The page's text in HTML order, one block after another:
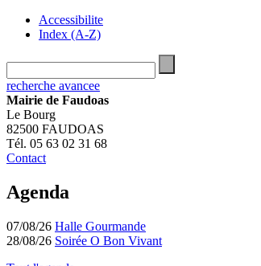
Accessibilite
Index (A-Z)
recherche avancee
Mairie de Faudoas
Le Bourg
82500 FAUDOAS
Tél. 05 63 02 31 68
Contact
Agenda
07/08/26 Halle Gourmande
28/08/26 Soirée O Bon Vivant